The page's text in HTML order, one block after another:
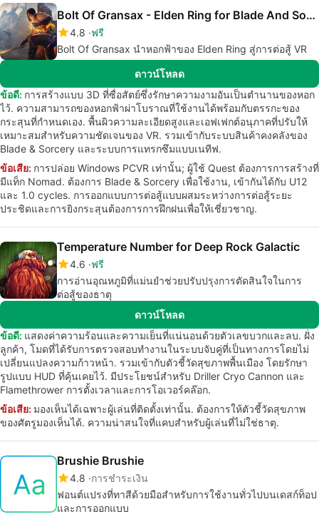
Bolt Of Gransax - Elden Ring for Blade And Sorcery
4.8 ฟรี
Bolt Of Gransax นำหอกฟ้าของ Elden Ring สู่การต่อสู้ VR
ดาวน์โหลด
ข้อดี: การสร้างแบบ 3D ที่ซื่อสัตย์ซึ่งรักษาความงามอันเป็นตำนานของหอก
ไว้. ความสามารถของหอกฟ้าผ่าโบราณที่ใช้งานได้พร้อมกับตรรกะของ
กระสุนที่กำหนดเอง. พื้นผิวความละเอียดสูงและเอฟเฟกต์อนุภาคที่ปรับให้
เหมาะสมสำหรับความชัดเจนของ VR. รวมเข้ากับระบบสินค้าคงคลังของ
Blade & Sorcery และระบบการแทรกซึมแบบเนทีฟ.
ข้อเสีย: การปล่อย Windows PCVR เท่านั้น; ผู้ใช้ Quest ต้องการการสร้างที่
มีแท็ก Nomad. ต้องการ Blade & Sorcery เพื่อใช้งาน, เข้ากันได้กับ U12
และ 1.0 cycles. การออกแบบการต่อสู้แบบผสมระหว่างการต่อสู้ระยะ
ประชิดและการยิงกระสุนต้องการการฝึกฝนเพื่อให้เชี่ยวชาญ.
Temperature Number for Deep Rock Galactic
4.6 ฟรี
การอ่านอุณหภูมิที่แม่นยำช่วยปรับปรุงการตัดสินใจในการ
ต่อสู้ของธาตุ
ดาวน์โหลด
ข้อดี: แสดงค่าความร้อนและความเย็นที่แน่นอนด้วยตัวเลขบวกและลบ. ฝั่ง
ลูกค้า, โมดที่ได้รับการตรวจสอบทำงานในระบบจับคู่ที่เป็นทางการโดยไม่
เปลี่ยนแปลงความก้าวหน้า. รวมเข้ากับตัวชี้วัดสุขภาพพื้นเมือง โดยรักษา
รูปแบบ HUD ที่คุ้นเคยไว้. มีประโยชน์สำหรับ Driller Cryo Cannon และ
Flamethrower การตั้งเวลาและการโอเวอร์คล๊อก.
ข้อเสีย: มองเห็นได้เฉพาะผู้เล่นที่ติดตั้งเท่านั้น. ต้องการให้ตัวชี้วัดสุขภาพ
ของศัตรูมองเห็นได้. ความน่าสนใจที่แคบสำหรับผู้เล่นที่ไม่ใช่ธาตุ.
Brushie Brushie
4.8 การชำระเงิน
ฟอนต์แปรงที่ทาสีด้วยมือสำหรับการใช้งานทั่วไปบนเดสก์ท็อป
และการออกแบบ